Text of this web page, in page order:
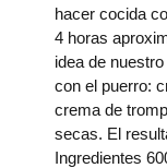
hacer cocida
4 horas
idea de
con el puerro:
crema de
secas. El
Ingredientes